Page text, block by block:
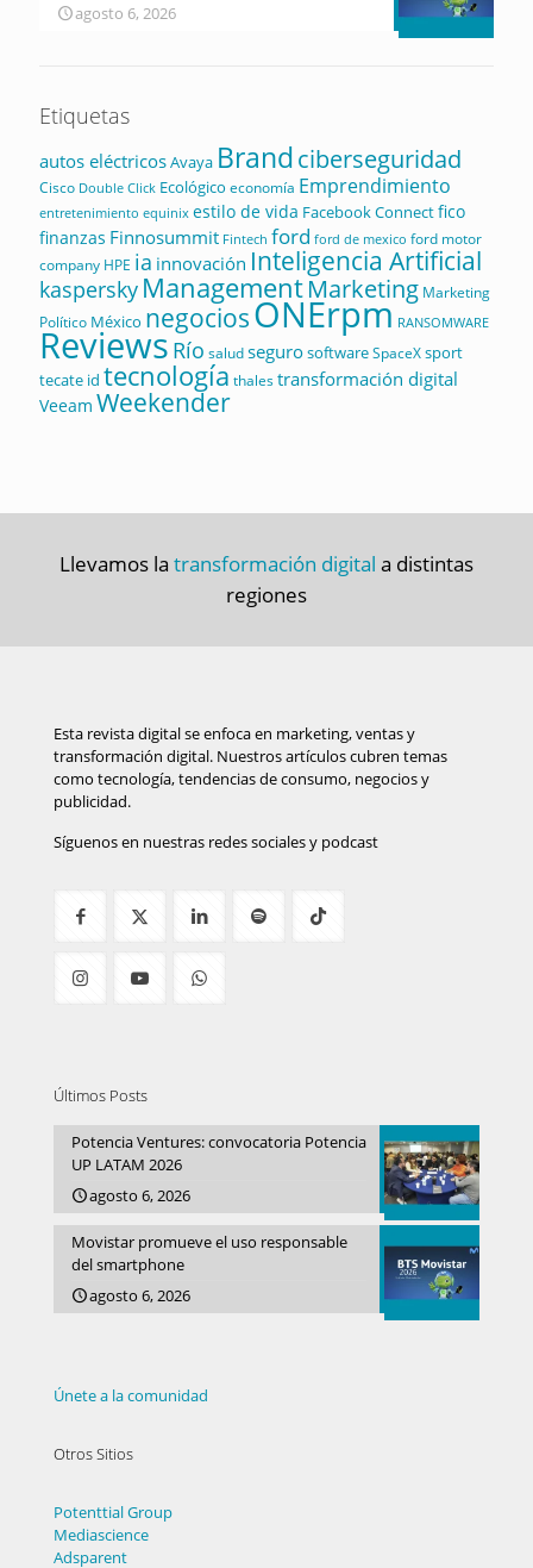
agosto 6, 2026
Etiquetas
autos eléctricosAvaya Brandciberseguridad
Cisco Double Click Ecológico economía Emprendimiento
entretenimiento equinix estilo de vida Facebook Connectfico
finanzas Finnosummit Fintech ford ford de mexico ford motor
company HPE ia innovación Inteligencia Artificial
kaspersky ManagementMarketing Marketing
Político México negociosONErpm RANSOMWARE
Reviews Río saludsegurosoftwareSpaceXsport
tecate id tecnología thalestransformación digital
Veeam Weekender
Llevamos la transformación digital a distintas
regiones
Esta revista digital se enfoca en marketing, ventas y
transformación digital. Nuestros artículos cubren temas
como tecnología, tendencias de consumo, negocios y
publicidad.
Síguenos en nuestras redes sociales y podcast
Últimos Posts
Potencia Ventures: convocatoria Potencia
UP LATAM 2026
agosto 6, 2026
Movistar promueve el uso responsable
del smartphone
agosto 6, 2026
Únete a la comunidad
Otros Sitios
Potenttial Group
Mediascience
Adsparent